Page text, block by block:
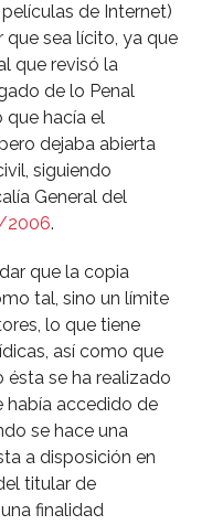
de Internet)
que sea lí­cito, ya que
que revisó la
de lo Penal
que hací­a el
dejaba abierta
siguiendo
General del
2006.
que la copia
tal, sino un lí­mite
lo que tiene
así­ como que
se ha realizado
habí­a accedido de
se hace una
a disposición en
titular de
finalidad